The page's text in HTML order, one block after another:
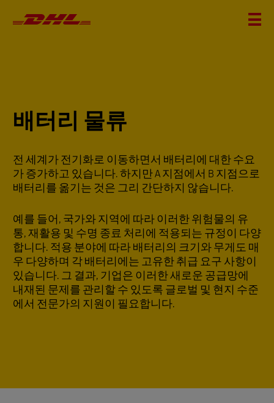
배터리 물류
전 세계가 전기화로 이동하면서 배터리에 대한 수요
가 증가하고 있습니다. 하지만 A 지점에서 B 지점으로
배터리를 옮기는 것은 그리 간단하지 않습니다.
예를 들어, 국가와 지역에 따라 이러한 위험물의 유
통, 재활용 및 수명 종료 처리에 적용되는 규정이 다양
합니다. 적용 분야에 따라 배터리의 크기와 무게도 매
우 다양하며 각 배터리에는 고유한 취급 요구 사항이
있습니다. 그 결과, 기업은 이러한 새로운 공급망에
내재된 문제를 관리할 수 있도록 글로벌 및 현지 수준
에서 전문가의 지원이 필요합니다.